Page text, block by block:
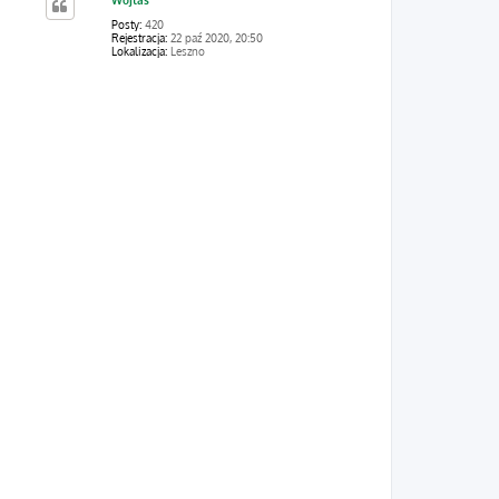
Posty: 420
Rejestracja: 22 paź 2020, 20:50
Lokalizacja: Leszno